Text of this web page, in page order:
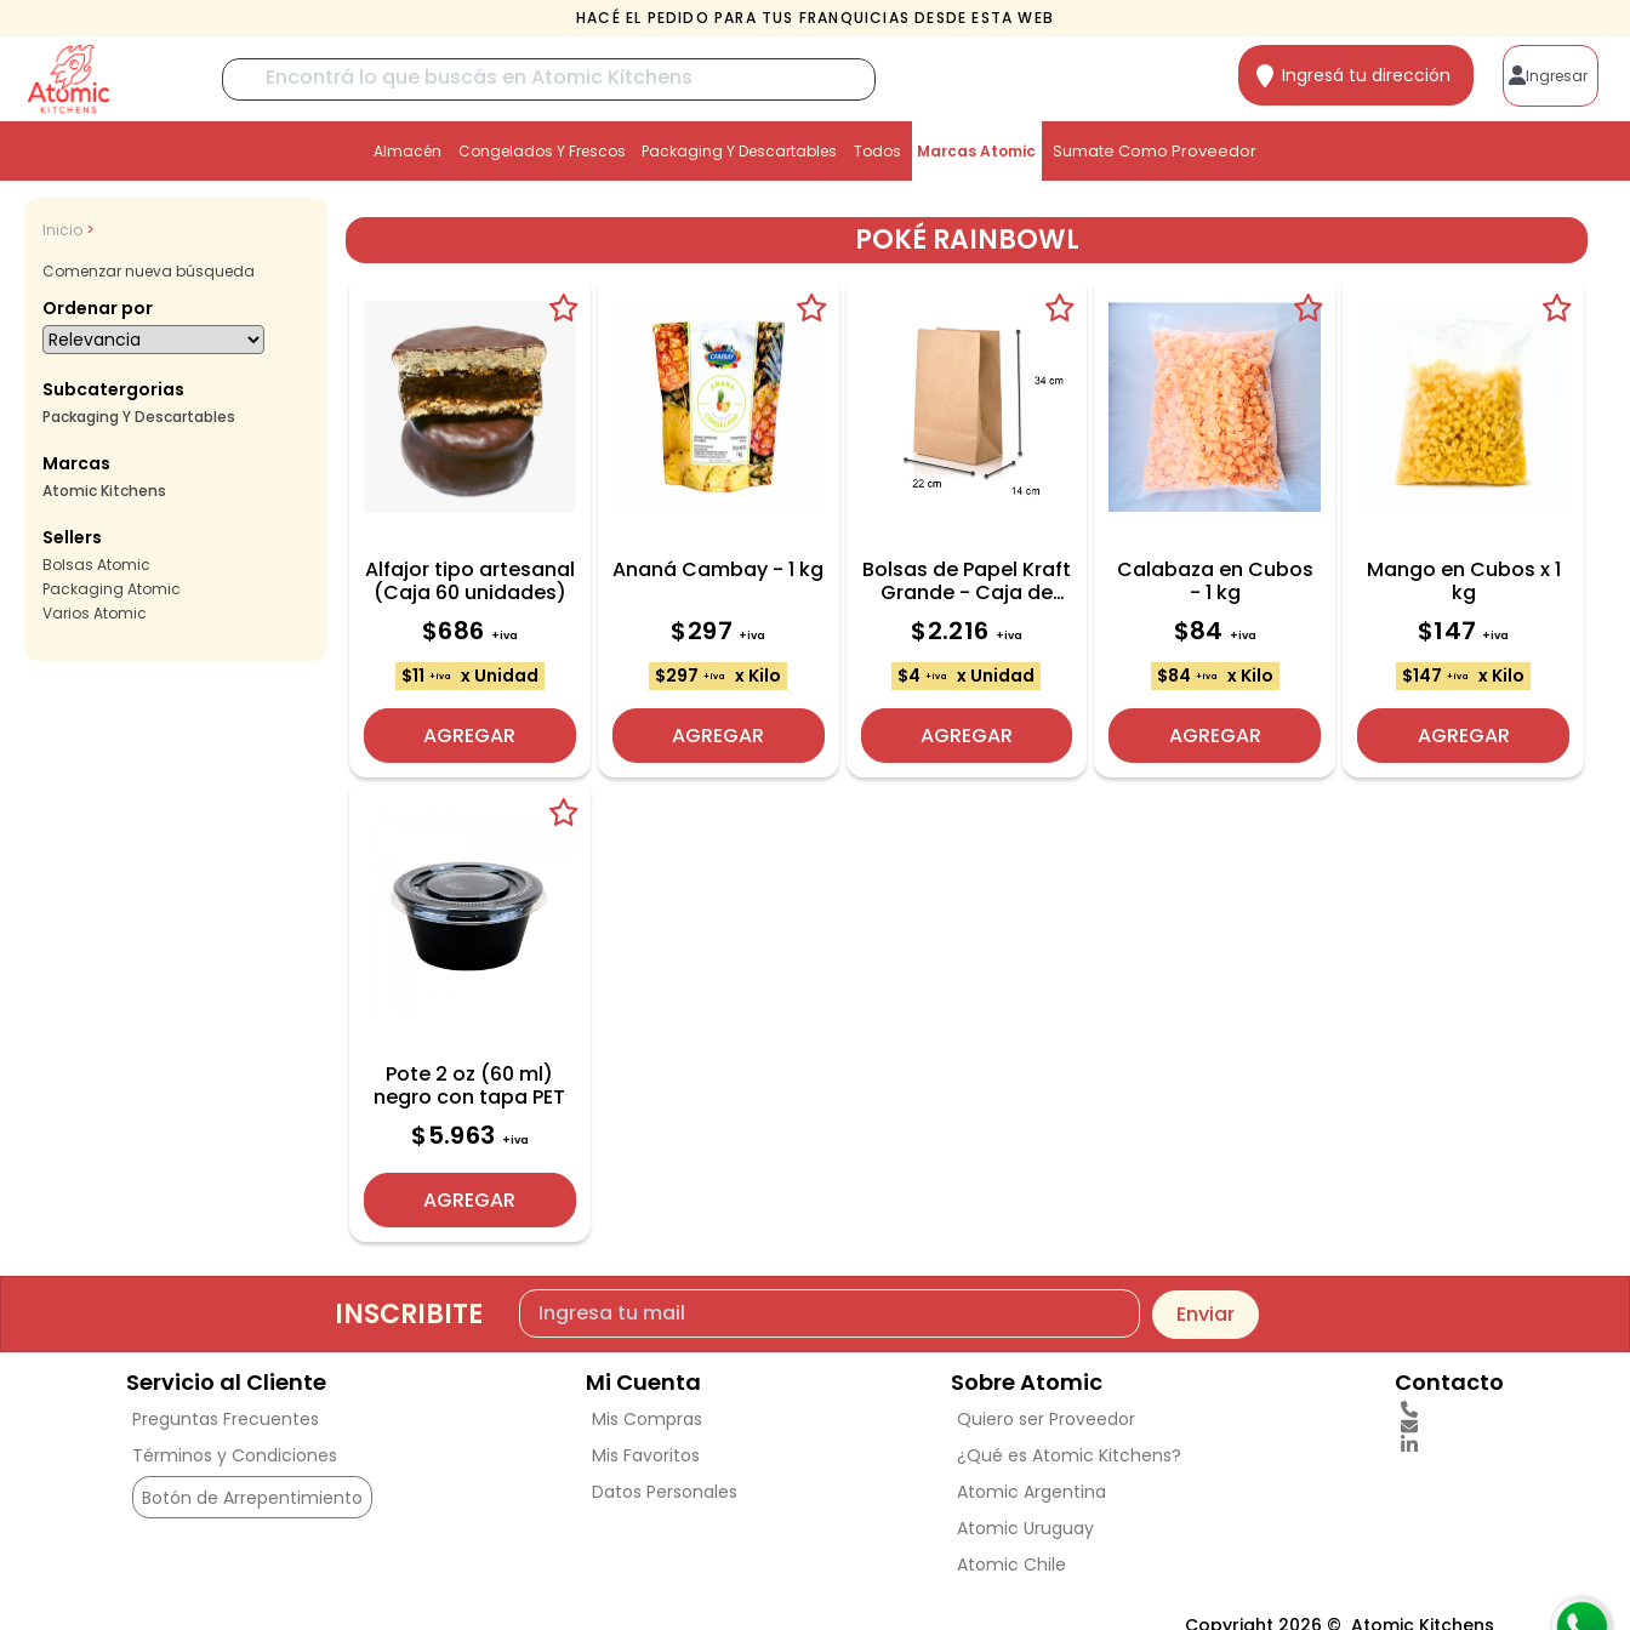
HACÉ EL PEDIDO PARA TUS FRANQUICIAS DESDE ESTA WEB
Ingresá tu dirección Ingresar
Almacén Congelados Y Frescos Packaging Y Descartables Todos Marcas Atomic Sumate Como Proveedor
Inicio
Comenzar nueva búsqueda
Ordenar por
Subcatergorias
Packaging Y Descartables
Marcas
Atomic Kitchens
Sellers
Bolsas Atomic
Packaging Atomic
Varios Atomic
POKÉ RAINBOWL
Alfajor tipo artesanal
(Caja 60 unidades)
$686 +iva
$11 +iva x Unidad
AGREGAR
Ananá Cambay - 1 kg
$297 +iva
$297 +iva x Kilo
AGREGAR
Bolsas de Papel Kraft
Grande - Caja de
500 und
$2.216 +iva
$4 +iva x Unidad
AGREGAR
Calabaza en Cubos
- 1 kg
$84 +iva
$84 +iva x Kilo
AGREGAR
Mango en Cubos x 1
kg
$147 +iva
$147 +iva x Kilo
AGREGAR
Pote 2 oz (60 ml)
negro con tapa PET
$5.963 +iva
AGREGAR
INSCRIBITE Enviar
Servicio al Cliente
Preguntas Frecuentes
Términos y Condiciones
Botón de Arrepentimiento
Mi Cuenta
Mis Compras
Mis Favoritos
Datos Personales
Sobre Atomic
Quiero ser Proveedor
¿Qué es Atomic Kitchens?
Atomic Argentina
Atomic Uruguay
Atomic Chile
Contacto
Copyright 2026 © Atomic Kitchens